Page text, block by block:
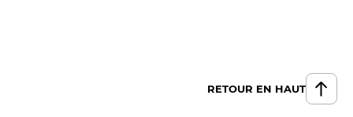
RETOUR EN HAUT